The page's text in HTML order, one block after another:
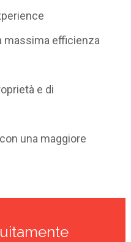
massima efficienza
e di
una maggiore